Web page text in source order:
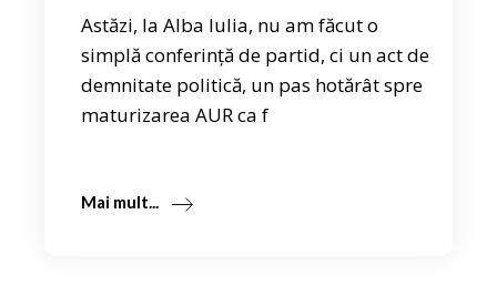
Astăzi, la Alba Iulia, nu am făcut o
simplă conferință de partid, ci un act de
demnitate politică, un pas hotărât spre
maturizarea AUR ca f
Mai mult...